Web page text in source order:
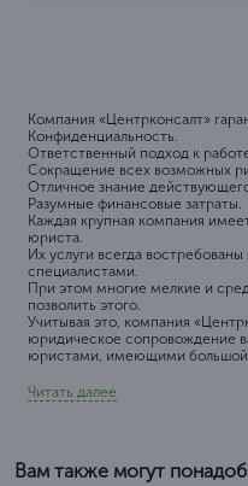
Компания «Центрконсалт»
Конфиденциальность.
Ответственный подход к
Сокращение всех возможных
Отличное знание действующего
Разумные финансовые затраты.
Каждая крупная компания
юриста.
Их услуги всегда
специалистами.
При этом многие мелкие и
позволить этого.
Учитывая это, компания
юридическое сопровождение
юристами, имеющими большой
Читать далее
Вам также могут